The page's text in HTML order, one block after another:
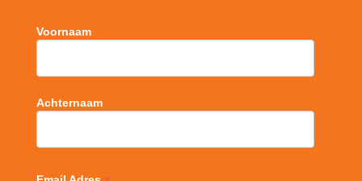
Voornaam
Achternaam